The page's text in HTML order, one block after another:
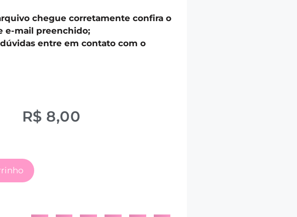
chegue corretamente confira o
e-mail preenchido;
entre em contato com o
R$ 8,00